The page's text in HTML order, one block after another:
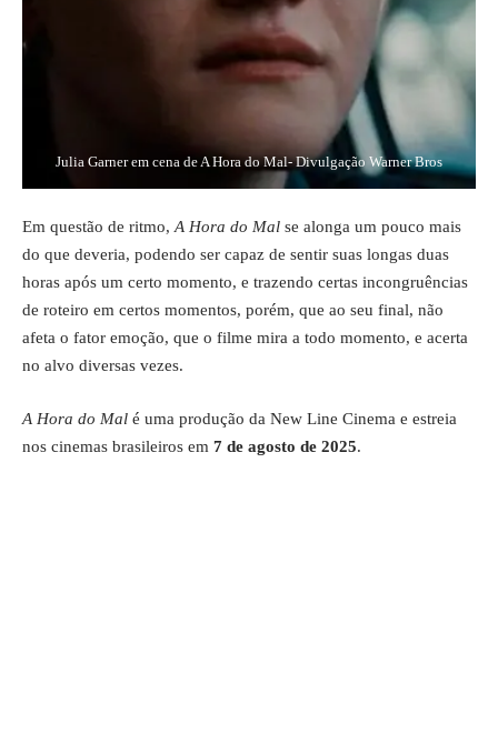
Julia Garner em cena de A Hora do Mal- Divulgação Warner Bros
Em questão de ritmo, A Hora do Mal se alonga um pouco mais
do que deveria, podendo ser capaz de sentir suas longas duas
horas após um certo momento, e trazendo certas incongruências
de roteiro em certos momentos, porém, que ao seu final, não
afeta o fator emoção, que o filme mira a todo momento, e acerta
no alvo diversas vezes.
A Hora do Mal é uma produção da New Line Cinema e estreia
nos cinemas brasileiros em 7 de agosto de 2025.